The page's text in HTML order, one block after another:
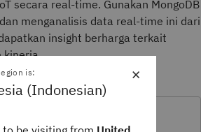
secara real-time. Gunakan MongoDB
menganalisis data real-time ini dari
insight berharga terkait
kinerja.
×
is:
(Indonesian)